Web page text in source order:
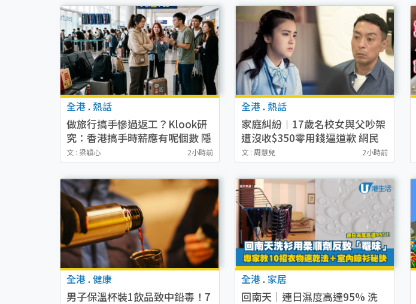
全港 . 熱話
做旅行搞手慘過返工？Klook研
究：香港搞手時薪應有呢個數 隱
形成本要咁多！最常聽到邊句抱
怨黑人憎？
文 : 梁穎心 2小時前
全港 .熱話
家庭糾紛︱17歲名校女與父吵架
遭沒收$350零用錢逼道歉 網民
教1招自救
文 : 周慧兒 2小時前
全港 . 健康
男子保溫杯裝1飲品致中鉛毒！7
全港 .家居
回南天｜連日濕度高達95% 洗